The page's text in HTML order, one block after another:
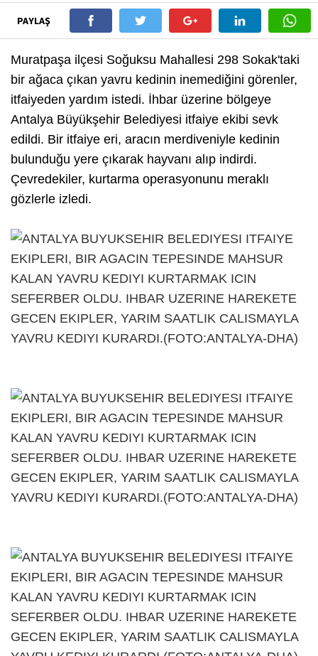
PAYLAŞ
Muratpaşa ilçesi Soğuksu Mahallesi 298 Sokak'taki
bir ağaca çıkan yavru kedinin inemediğini görenler,
itfaiyeden yardım istedi. İhbar üzerine bölgeye
Antalya Büyükşehir Belediyesi itfaiye ekibi sevk
edildi. Bir itfaiye eri, aracın merdiveniyle kedinin
bulunduğu yere çıkarak hayvanı alıp indirdi.
Çevredekiler, kurtarma operasyonunu meraklı
gözlerle izledi.